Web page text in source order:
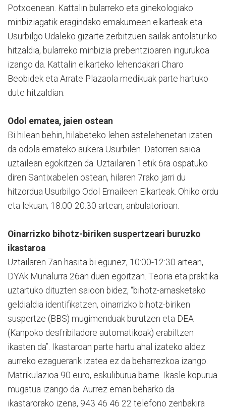
Potxoenean. Kattalin bularreko eta ginekologiako
minbiziagatik eragindako emakumeen elkarteak eta
Usurbilgo Udaleko gizarte zerbitzuen sailak antolaturiko
hitzaldia, bularreko minbizia prebentzioaren ingurukoa
izango da. Kattalin elkarteko lehendakari Charo
Beobidek eta Arrate Plazaola medikuak parte hartuko
dute hitzaldian.
Odol ematea, jaien ostean
Bi hilean behin, hilabeteko lehen astelehenetan izaten
da odola emateko aukera Usurbilen. Datorren saioa
uztailean egokitzen da. Uztailaren 1etik 6ra ospatuko
diren Santixabelen ostean, hilaren 7rako jarri du
hitzordua Usurbilgo Odol Emaileen Elkarteak. Ohiko ordu
eta lekuan; 18:00-20:30 artean, anbulatorioan.
Oinarrizko bihotz-biriken suspertzeari buruzko
ikastaroa
Uztailaren 7an hasita bi egunez, 10:00-12:30 artean,
DYAk Munalurra 26an duen egoitzan. Teoria eta praktika
uztartuko dituzten saioon bidez, “bihotz-arnasketako
geldialdia identifikatzen, oinarrizko bihotz-biriken
suspertze (BBS) mugimenduak burutzen eta DEA
(Kanpoko desfribiladore automatikoak) erabiltzen
ikasten da”. Ikastaroan parte hartu ahal izateko aldez
aurreko ezaguerarik izatea ez da beharrezkoa izango.
Matrikulazioa 90 euro, eskuliburua barne. Ikasle kopurua
mugatua izango da. Aurrez eman beharko da
ikastarorako izena, 943 46 46 22 telefono zenbakira